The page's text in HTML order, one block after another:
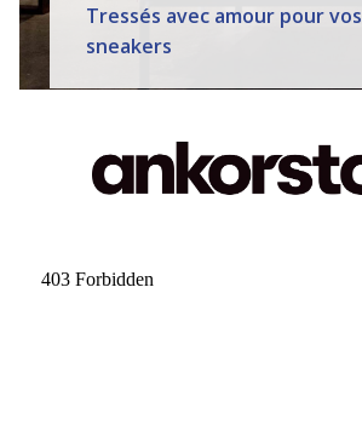
Tressés avec amour pour vos
sneakers